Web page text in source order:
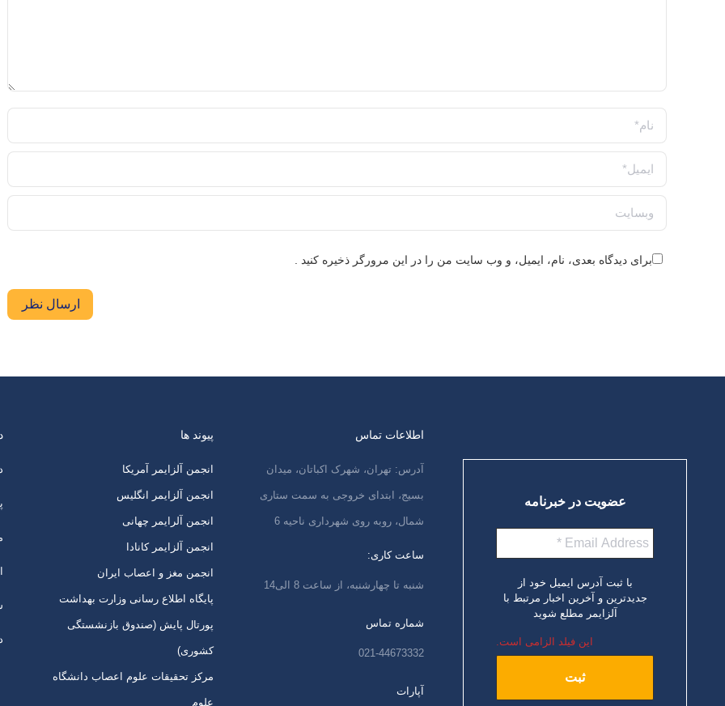
نام *
ایمیل *
وبسایت
برای دیدگاه بعدی، نام، ایمیل، و وب سایت من را در این مرورگر ذخیره کنید .
ارسال نظر
عضویت در خبرنامه
با ثبت آدرس ایمیل خود از
جدیدترین و آخرین اخبار مرتبط با
آلزایمر مطلع شوید
این فیلد الزامی است.
اطلاعات تماس
آدرس: تهران، شهرک اکباتان، میدان
بسیج، ابتدای خروجی به سمت ستاری
شمال، روبه روی شهرداری ناحیه 6
ساعت کاری:
شنبه تا چهارشنبه، از ساعت 8 الی14
شماره تماس
021-44673332
آپارات
پیوند ها
انجمن آلزایمر آمریکا
انجمن آلزایمر انگلیس
انجمن آلرایمر چهانی
انجمن آلزایمر کانادا
انجمن مغز و اعصاب ایران
پایگاه اطلاع رسانی وزارت بهداشت
پورتال پایش (صندوق بازنشستگی
کشوری)
مرکز تحقیقات علوم اعصاب دانشگاه
علوم